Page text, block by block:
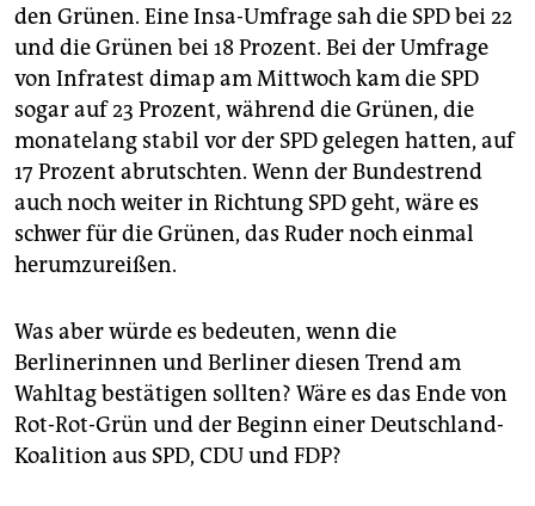
den Grünen. Eine Insa-Umfrage sah die SPD bei 22
und die Grünen bei 18 Prozent. Bei der Umfrage
von Infratest dimap am Mittwoch kam die SPD
sogar auf 23 Prozent, während die Grünen, die
monatelang stabil vor der SPD gelegen hatten, auf
17 Prozent abrutschten. Wenn der Bundestrend
auch noch weiter in Richtung SPD geht, wäre es
schwer für die Grünen, das Ruder noch einmal
herumzureißen.
Was aber würde es bedeuten, wenn die
Berlinerinnen und Berliner diesen Trend am
Wahltag bestätigen sollten? Wäre es das Ende von
Rot-Rot-Grün und der Beginn einer Deutschland-
Koalition aus SPD, CDU und FDP?